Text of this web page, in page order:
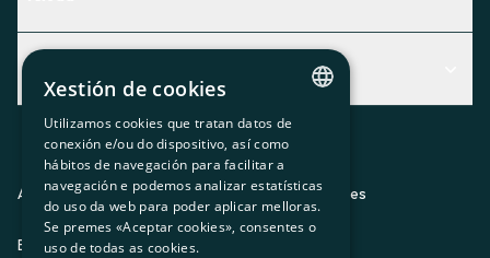
Descubre qué servicio te encaja mejor
Contacto
Actualidad
O recuncho da socia
Prensa
Trabaja con nosotros
Aviso legalPolítica de privacidadPolítica de cookies
ES CAGLEU
CATALAN
SPANISH
GL
Xestión de cookies
Utilizamos cookies que tratan datos de
conexión e/ou do dispositivo, así como
hábitos de navegación para facilitar a
navegación e podemos analizar estatísticas
do uso da web para poder aplicar melloras.
Se premes «Aceptar cookies», consentes o
uso de todas as cookies.